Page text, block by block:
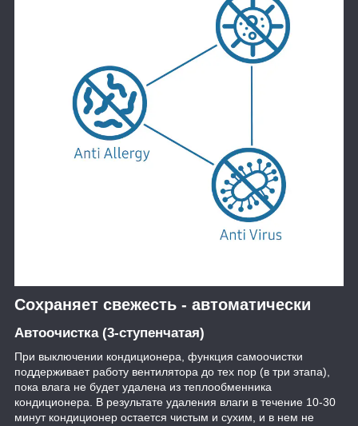
Сохраняет свежесть - автоматически
Автоочистка (3-ступенчатая)
При выключении кондиционера, функция самоочистки
поддерживает работу вентилятора до тех пор (в три этапа),
пока влага не будет удалена из теплообменника
кондиционера. В результате удаления влаги в течение 10-30
минут кондиционер остается чистым и сухим, и в нем не